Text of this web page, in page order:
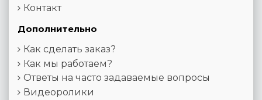
Контакт
Дополнительно
Как сделать заказ?
Как мы работаем?
Ответы на часто задаваемые вопросы
Видеоролики